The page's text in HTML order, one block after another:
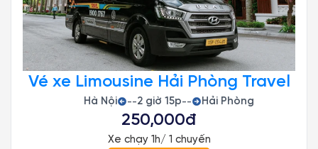
Vé xe Limousine Hải Phòng Travel
Hà Nội --2 giờ 15p-- Hải Phòng
250,000đ
Xe chạy 1h/ 1 chuyến